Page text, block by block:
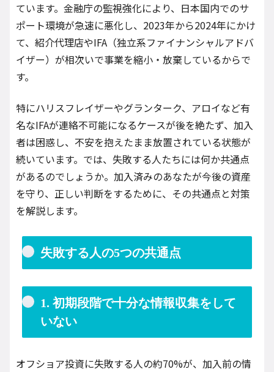
ています。金融庁の監視強化により、日本国内でのサ
ポート環境が急速に悪化し、2023年から2024年にかけ
て、紹介代理店やIFA（独立系ファイナンシャルアドバ
イザー）が相次いで事業を縮小・放棄しているからで
す。
特にハリスフレイザーやグランターク、アロイなど有
名なIFAが連絡不可能になるケースが後を絶たず、加入
者は困惑し、不安を抱えたまま放置されている状態が
続いています。では、失敗する人たちには何か共通点
があるのでしょうか。加入済みのあなたが今後の資産
を守り、正しい判断をするために、その共通点と対策
を解説します。
失敗する人の5つの共通点
1. 初期段階で十分な情報収集をして
いない
オフショア投資に失敗する人の約70%が、加入前の情